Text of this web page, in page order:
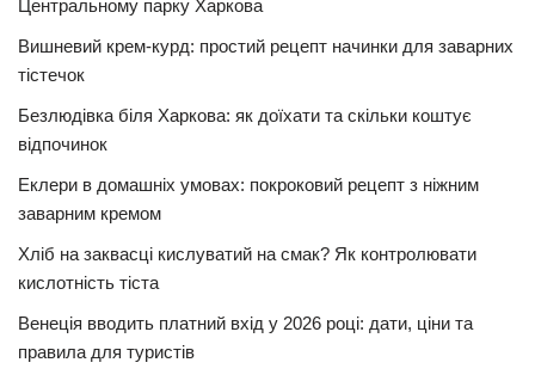
Центральному парку Харкова
Вишневий крем-курд: простий рецепт начинки для заварних
тістечок
Безлюдівка біля Харкова: як доїхати та скільки коштує
відпочинок
Еклери в домашніх умовах: покроковий рецепт з ніжним
заварним кремом
Хліб на заквасці кислуватий на смак? Як контролювати
кислотність тіста
Венеція вводить платний вхід у 2026 році: дати, ціни та
правила для туристів